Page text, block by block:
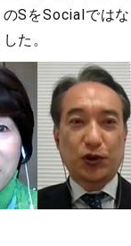
SをSocialでは
た。